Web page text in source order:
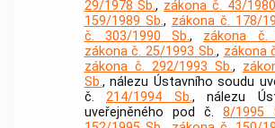
29/1978 Sb., zákona č. 43/
159/1989 Sb., zákona č. 178/
č. 303/1990 Sb., zákona č.
zákona č. 25/1993 Sb., zákona
zákona č. 292/1993 Sb.,
Sb., nálezu Ústavního soudu
č. 214/1994 Sb., nálezu
uveřejněného pod č.8/1995